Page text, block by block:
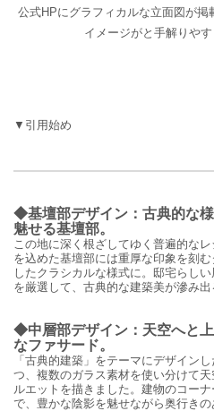
公式HPにグラフィカルな立面図が掲
イメージがと手解りやす
▼引用始め
◆基壇部デザイン：古典的な
魅せる基壇部。
この地に深く根ざしてゆく普遍的な
を込めた基壇部には重厚な印象を刻
したクラシカルな様式に。邸宅らし
を厳選して、古典的な建築美が滲み出
◆中層部デザイン：天空へと
なファサード。
「古典的建築」をテーマにデザイン
つ、複数のガラス素材を使い分けて
ルエットを描きました。建物のコー
で、豊かな陰影を魅せながら奥行きの